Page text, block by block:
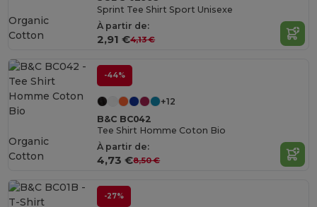
Sprint Tee Shirt Sport Unisexe
À partir de:
2,91 €4,13 €
Organic
Cotton
-44%
+12
B&C BC042
Tee Shirt Homme Coton Bio
À partir de:
4,73 €8,50 €
Organic
Cotton
-27%